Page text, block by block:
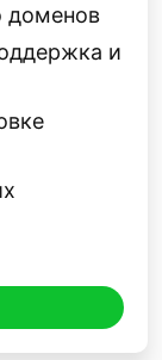
доменов
и